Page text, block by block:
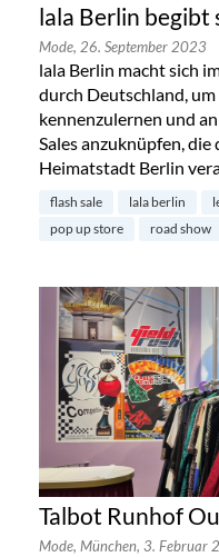
lala Berlin begibt
Mode, 26. September 2023
lala Berlin macht sich
durch Deutschland,
kennenzulernen und
Sales anzuknüpfen,
Heimatstadt Berlin
flash sale lala berlin
pop up store
road show
Talbot Runhof
Mode, München, 3. Februar